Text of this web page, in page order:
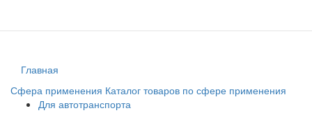
Главная
Сфера применения Каталог товаров по сфере применения
Для автотранспорта